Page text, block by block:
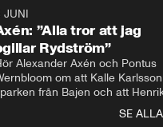
JUNI
”Alla tror att jag
Rydström”
Alexander Axén och Pontus
om att Kalle
från Bajen och att
SE ALLA